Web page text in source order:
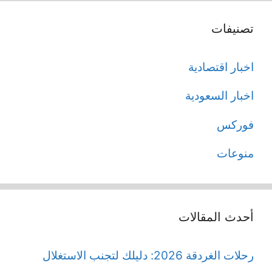
تصنيفات
اخبار اقتصادية
اخبار السعودية
فوركس
منوعات
أحدث المقالات
رحلات الغردقة 2026: دليلك لتجنب الاستغلال